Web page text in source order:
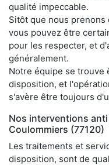
qualité impeccable.
Sitôt que nous prenons
vous pouvez être
pour les respecter, et
généralement.
Notre équipe se trouve
disposition, et
s'avère être toujours
Nos interventions
Coulommiers (77120)
Les traitements et
disposition, sont de